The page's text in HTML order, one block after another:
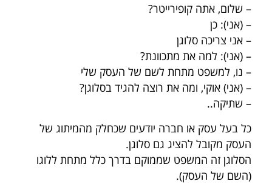
– שלום, אתה קופירייטר?
– (אני): כן
– אני צריכה סלוגן
– (אני): למה את מתכוונת?
– נו, למשפט מתחת לשם של העסק שלי
– (אני) אוקי, ומה את רוצה להגיד בסלוגן?
– שתיקה..
כל בעל עסק או חברה יודעים שכחלק מהמיתוג של
העסק מקובל להציג גם סלוגן.
הסלוגן זה המשפט שממוקם בדרך כלל מתחת ללוגו
(השם של העסק).